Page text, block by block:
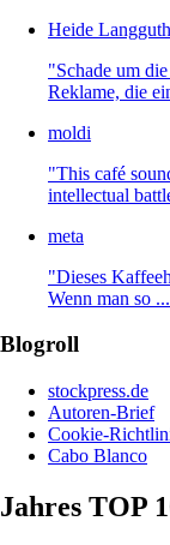
Heide Langguth
"Schade um
Reklame, die
moldi
"This café
intellectual
meta
"Dieses
Wenn man so
Blogroll
stockpress.de
Autoren-Brief
Cookie-
Cabo Blanco
Jahres TOP